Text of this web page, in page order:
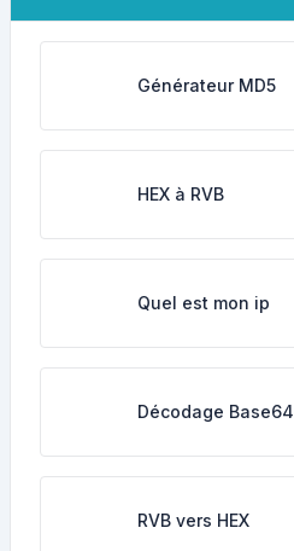
Générateur MD5
HEX à RVB
Quel est mon ip
Décodage Base64
RVB vers HEX